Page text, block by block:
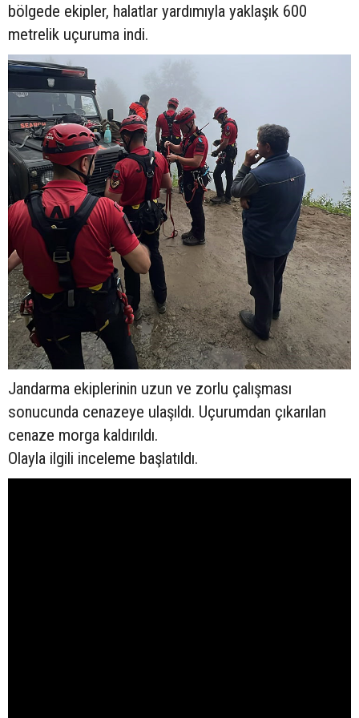
bölgede ekipler, halatlar yardımıyla yaklaşık 600
metrelik uçuruma indi.
Jandarma ekiplerinin uzun ve zorlu çalışması
sonucunda cenazeye ulaşıldı. Uçurumdan çıkarılan
cenaze morga kaldırıldı.
Olayla ilgili inceleme başlatıldı.